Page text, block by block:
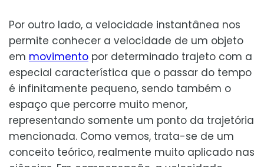
Por outro lado, a velocidade instantânea nos
permite conhecer a velocidade de um objeto
em movimento por determinado trajeto com a
especial característica que o passar do tempo
é infinitamente pequeno, sendo também o
espaço que percorre muito menor,
representando somente um ponto da trajetória
mencionada. Como vemos, trata-se de um
conceito teórico, realmente muito aplicado nas